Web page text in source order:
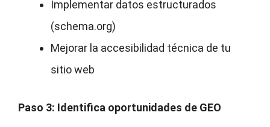
Implementar datos estructurados
(schema.org)
Mejorar la accesibilidad técnica de tu
sitio web
Paso 3: Identifica oportunidades de GEO